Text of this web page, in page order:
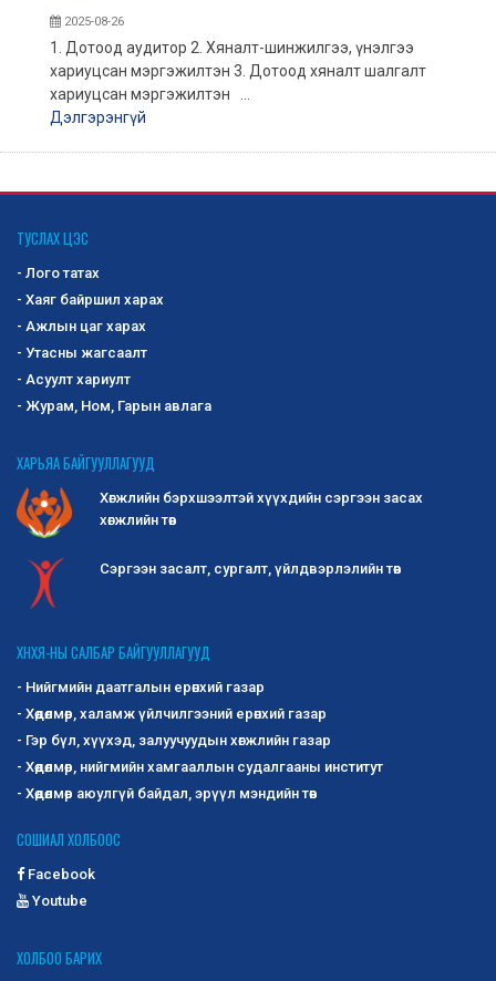
2025-08-26
1. Дотоод аудитор 2. Хяналт-шинжилгээ, үнэлгээ
хариуцсан мэргэжилтэн 3. Дотоод хяналт шалгалт
хариуцсан мэргэжилтэн ...
Дэлгэрэнгүй
ТУСЛАХ ЦЭС
- Лого татах
- Хаяг байршил харах
- Ажлын цаг харах
- Утасны жагсаалт
- Асуулт хариулт
- Журам, Ном, Гарын авлага
ХАРЬЯА БАЙГУУЛЛАГУУД
Хөгжлийн бэрхшээлтэй хүүхдийн сэргээн засах
хөгжлийн төв
Сэргээн засалт, сургалт, үйлдвэрлэлийн төв
ХНХЯ-НЫ САЛБАР БАЙГУУЛЛАГУУД
- Нийгмийн даатгалын ерөнхий газар
- Хөдөлмөр, халамж үйлчилгээний ерөнхий газар
- Гэр бүл, хүүхэд, залуучуудын хөгжлийн газар
- Хөдөлмөр, нийгмийн хамгааллын судалгааны институт
- Хөдөлмөр аюулгүй байдал, эрүүл мэндийн төв
СОШИАЛ ХОЛБООС
Facebook
Youtube
ХОЛБОО БАРИХ